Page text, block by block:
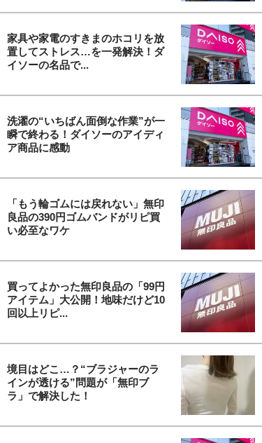
家具や家電のすきまのホコリを放
置してストレス…を一発解決！ダ
イソーの名品で...
洗濯の“いちばん面倒な作業”が一
瞬で終わる！ダイソーのアイディ
ア商品に感動
「もう輪ゴムには戻れない」無印
良品の390円ゴムバンドがリピ買
い必至なワケ
買ってよかった無印良品の「99円
アイテム」大公開！地味だけど10
回以上リピ...
境目はどこ…？“ブラジャーのラ
インが透ける”問題が「無印ブ
ラ」で解決した！